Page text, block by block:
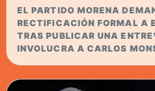
EL PARTIDO MORENA
RECTIFICACIÓN FORMAL A
TRAS PUBLICAR UNA
INVOLUCRA A CARLOS